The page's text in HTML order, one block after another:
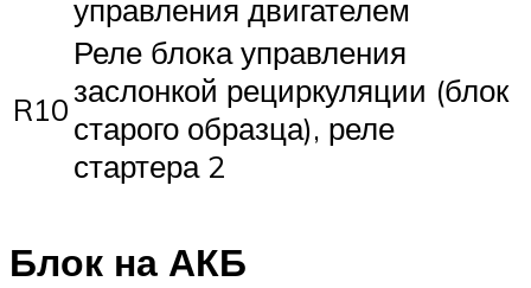
управления двигателем
R10
Реле блока управления
заслонкой рециркуляции (блок
старого образца), реле
стартера 2
Блок на АКБ